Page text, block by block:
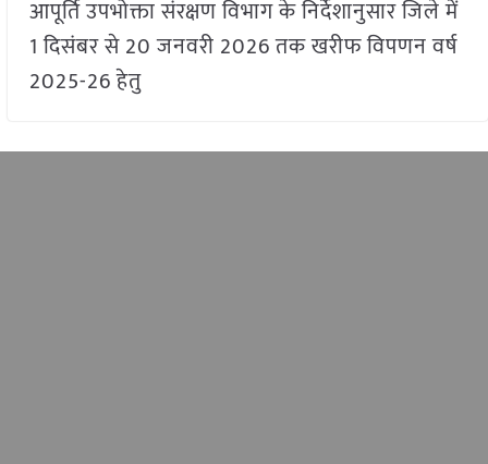
आपूर्ति उपभोक्ता संरक्षण विभाग के निर्देशानुसार जिले में
1 दिसंबर से 20 जनवरी 2026 तक खरीफ विपणन वर्ष
2025-26 हेतु